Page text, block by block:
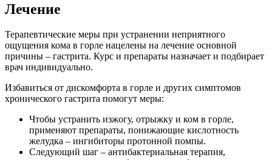
Лечение
Терапевтические меры при устранении неприятного
ощущения кома в горле нацелены на лечение основной
причины – гастрита. Курс и препараты назначает и подбирает
врач индивидуально.
Избавиться от дискомфорта в горле и других симптомов
хронического гастрита помогут меры:
Чтобы устранить изжогу, отрыжку и ком в горле,
применяют препараты, понижающие кислотность
желудка – ингибиторы протонной помпы.
Следующий шаг – антибактериальная терапия,